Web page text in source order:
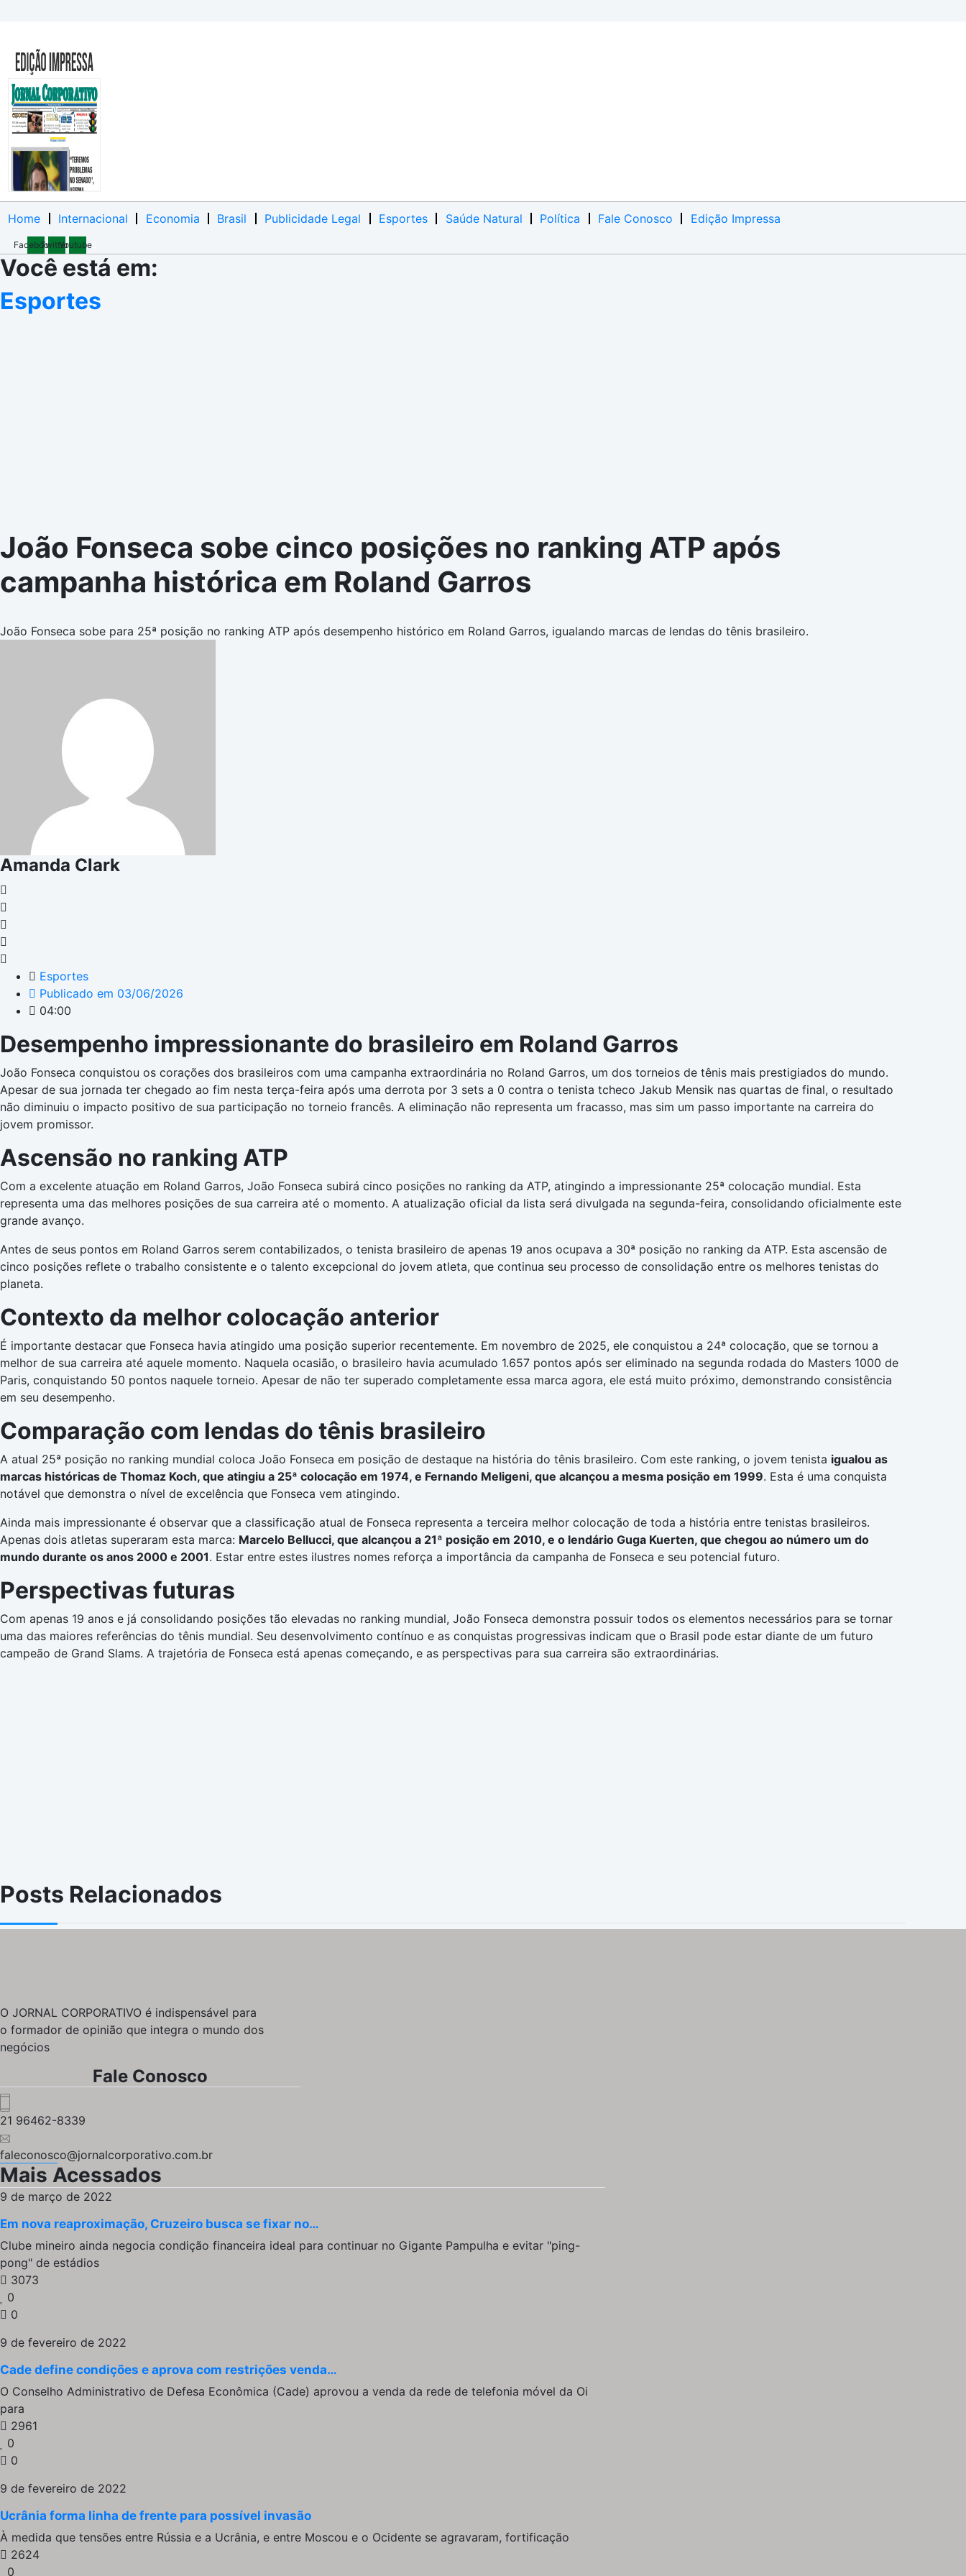
Home Internacional Economia Brasil Publicidade Legal Esportes Saúde Natural Política Fale Conosco Edição Impressa
FacebookTwitterYoutube
Você está em:
Esportes
João Fonseca sobe cinco posições no ranking ATP após
campanha histórica em Roland Garros
João Fonseca sobe para 25ª posição no ranking ATP após desempenho histórico em Roland Garros, igualando marcas de lendas do tênis brasileiro.
Amanda Clark
Esportes
Publicado em 03/06/2026
04:00
Desempenho impressionante do brasileiro em Roland Garros
João Fonseca conquistou os corações dos brasileiros com uma campanha extraordinária no Roland Garros, um dos torneios de tênis mais prestigiados do mundo.
Apesar de sua jornada ter chegado ao fim nesta terça-feira após uma derrota por 3 sets a 0 contra o tenista tcheco Jakub Mensik nas quartas de final, o resultado
não diminuiu o impacto positivo de sua participação no torneio francês. A eliminação não representa um fracasso, mas sim um passo importante na carreira do
jovem promissor.
Ascensão no ranking ATP
Com a excelente atuação em Roland Garros, João Fonseca subirá cinco posições no ranking da ATP, atingindo a impressionante 25ª colocação mundial. Esta
representa uma das melhores posições de sua carreira até o momento. A atualização oficial da lista será divulgada na segunda-feira, consolidando oficialmente este
grande avanço.
Antes de seus pontos em Roland Garros serem contabilizados, o tenista brasileiro de apenas 19 anos ocupava a 30ª posição no ranking da ATP. Esta ascensão de
cinco posições reflete o trabalho consistente e o talento excepcional do jovem atleta, que continua seu processo de consolidação entre os melhores tenistas do
planeta.
Contexto da melhor colocação anterior
É importante destacar que Fonseca havia atingido uma posição superior recentemente. Em novembro de 2025, ele conquistou a 24ª colocação, que se tornou a
melhor de sua carreira até aquele momento. Naquela ocasião, o brasileiro havia acumulado 1.657 pontos após ser eliminado na segunda rodada do Masters 1000 de
Paris, conquistando 50 pontos naquele torneio. Apesar de não ter superado completamente essa marca agora, ele está muito próximo, demonstrando consistência
em seu desempenho.
Comparação com lendas do tênis brasileiro
A atual 25ª posição no ranking mundial coloca João Fonseca em posição de destaque na história do tênis brasileiro. Com este ranking, o jovem tenista igualou as
marcas históricas de Thomaz Koch, que atingiu a 25ª colocação em 1974, e Fernando Meligeni, que alcançou a mesma posição em 1999. Esta é uma conquista
notável que demonstra o nível de excelência que Fonseca vem atingindo.
Ainda mais impressionante é observar que a classificação atual de Fonseca representa a terceira melhor colocação de toda a história entre tenistas brasileiros.
Apenas dois atletas superaram esta marca: Marcelo Bellucci, que alcançou a 21ª posição em 2010, e o lendário Guga Kuerten, que chegou ao número um do
mundo durante os anos 2000 e 2001. Estar entre estes ilustres nomes reforça a importância da campanha de Fonseca e seu potencial futuro.
Perspectivas futuras
Com apenas 19 anos e já consolidando posições tão elevadas no ranking mundial, João Fonseca demonstra possuir todos os elementos necessários para se tornar
uma das maiores referências do tênis mundial. Seu desenvolvimento contínuo e as conquistas progressivas indicam que o Brasil pode estar diante de um futuro
campeão de Grand Slams. A trajetória de Fonseca está apenas começando, e as perspectivas para sua carreira são extraordinárias.
Posts Relacionados
O JORNAL CORPORATIVO é indispensável para
o formador de opinião que integra o mundo dos
negócios
Fale Conosco
21 96462-8339
faleconosco@jornalcorporativo.com.br
Mais Acessados
9 de março de 2022
Em nova reaproximação, Cruzeiro busca se fixar no…
Clube mineiro ainda negocia condição financeira ideal para continuar no Gigante Pampulha e evitar "ping-
pong" de estádios
3073
0
0
9 de fevereiro de 2022
Cade define condições e aprova com restrições venda…
O Conselho Administrativo de Defesa Econômica (Cade) aprovou a venda da rede de telefonia móvel da Oi
para
2961
0
0
9 de fevereiro de 2022
Ucrânia forma linha de frente para possível invasão
À medida que tensões entre Rússia e a Ucrânia, e entre Moscou e o Ocidente se agravaram, fortificação
2624
0